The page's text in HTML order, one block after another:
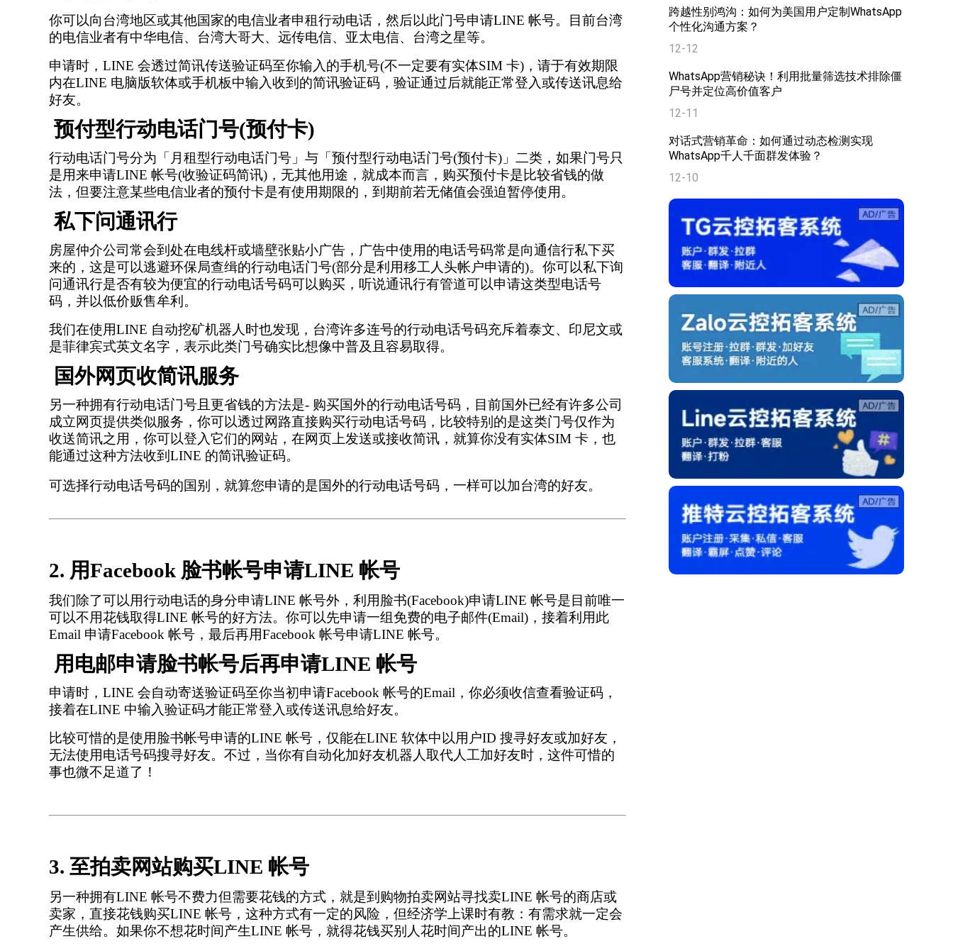
你可以向台湾地区或其他国家的电信业者申租行动电话，然后以此门号申请LINE 帐号。目前台湾
的电信业者有中华电信、台湾大哥大、远传电信、亚太电信、台湾之星等。
申请时， LINE 会透过简讯传送验证码至你输入的手机号(不一定要有实体SIM 卡)，请于有效期限
内在LINE 电脑版软体或手机板中输入收到的简讯验证码，验证通过后就能正常登入或传送讯息给
好友。
预付型行动电话门号(预付卡)
行动电话门号分为「月租型行动电话门号」与「预付型行动电话门号(预付卡)」二类，如果门号只
是用来申请LINE 帐号(收验证码简讯)，无其他用途，就成本而言，购买预付卡是比较省钱的做
法，但要注意某些电信业者的预付卡是有使用期限的，到期前若无储值会强迫暂停使用。
私下问通讯行
房屋仲介公司常会到处在电线杆或墙壁张贴小广告，广告中使用的电话号码常是向通信行私下买
来的，这是可以逃避环保局查缉的行动电话门号(部分是利用移工人头帐户申请的)。你可以私下询
问通讯行是否有较为便宜的行动电话号码可以购买，听说通讯行有管道可以申请这类型电话号
码，并以低价贩售牟利。
我们在使用LINE 自动挖矿机器人时也发现，台湾许多连号的行动电话号码充斥着泰文、印尼文或
是菲律宾式英文名字，表示此类门号确实比想像中普及且容易取得。
国外网页收简讯服务
另一种拥有行动电话门号且更省钱的方法是- 购买国外的行动电话号码，目前国外已经有许多公司
成立网页提供类似服务，你可以透过网路直接购买行动电话号码，比较特别的是这类门号仅作为
收送简讯之用，你可以登入它们的网站，在网页上发送或接收简讯，就算你没有实体SIM 卡，也
能通过这种方法收到LINE 的简讯验证码。
可选择行动电话号码的国别，就算您申请的是国外的行动电话号码，一样可以加台湾的好友。
2. 用Facebook 脸书帐号申请LINE 帐号
我们除了可以用行动电话的身分申请LINE 帐号外，利用脸书(Facebook)申请LINE 帐号是目前唯一
可以不用花钱取得LINE 帐号的好方法。你可以先申请一组免费的电子邮件(Email)，接着利用此
Email 申请Facebook 帐号，最后再用Facebook 帐号申请LINE 帐号。
用电邮申请脸书帐号后再申请LINE 帐号
申请时， LINE 会自动寄送验证码至你当初申请Facebook 帐号的Email，你必须收信查看验证码，
接着在LINE 中输入验证码才能正常登入或传送讯息给好友。
比较可惜的是使用脸书帐号申请的LINE 帐号，仅能在LINE 软体中以用户ID 搜寻好友或加好友，
无法使用电话号码搜寻好友。不过，当你有自动化加好友机器人取代人工加好友时，这件可惜的
事也微不足道了！
3. 至拍卖网站购买LINE 帐号
另一种拥有LINE 帐号不费力但需要花钱的方式，就是到购物拍卖网站寻找卖LINE 帐号的商店或
卖家，直接花钱购买LINE 帐号，这种方式有一定的风险，但经济学上课时有教：有需求就一定会
产生供给。如果你不想花时间产生LINE 帐号，就得花钱买别人花时间产出的LINE 帐号。
跨越性别鸿沟：如何为美国用户定制WhatsApp
个性化沟通方案？
12-12
WhatsApp营销秘诀！利用批量筛选技术排除僵
尸号并定位高价值客户
12-11
对话式营销革命：如何通过动态检测实现
WhatsApp千人千面群发体验？
12-10